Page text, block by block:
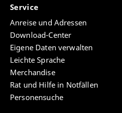
Service
Anreise und Adressen
Download-Center
Eigene Daten verwalten
Leichte Sprache
Merchandise
Rat und Hilfe in Notfällen
Personensuche